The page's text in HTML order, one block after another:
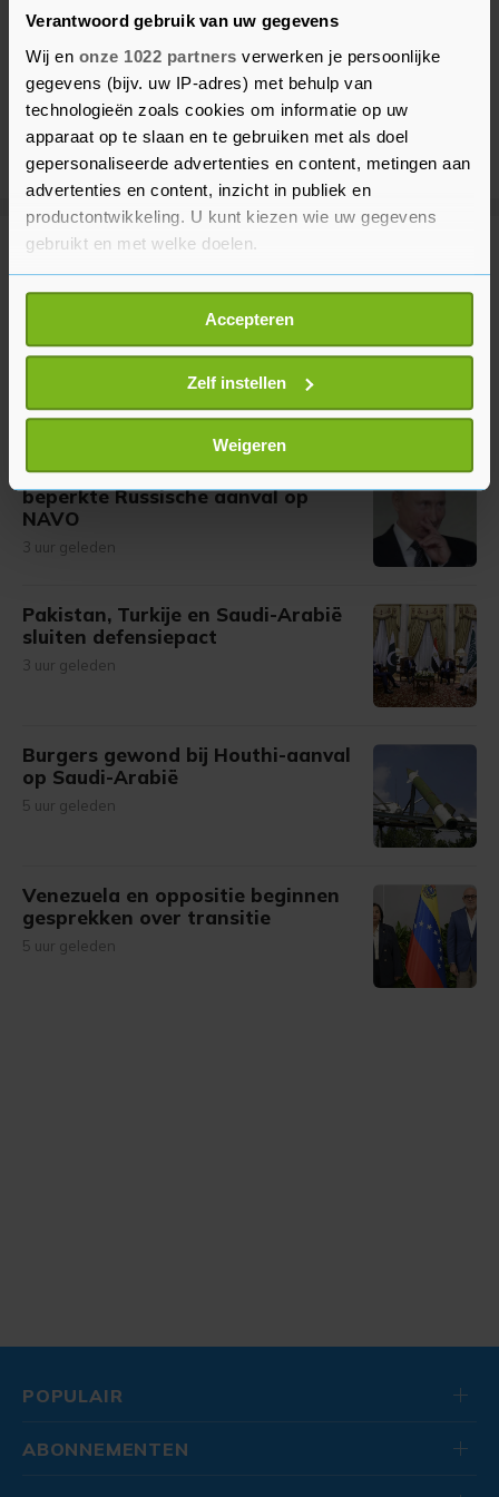
Verantwoord gebruik van uw gegevens
Wij en onze 1022 partners verwerken je persoonlijke
gegevens (bijv. uw IP-adres) met behulp van
technologieën zoals cookies om informatie op uw
apparaat op te slaan en te gebruiken met als doel
gepersonaliseerde advertenties en content, metingen aan
advertenties en content, inzicht in publiek en
productontwikkeling. U kunt kiezen wie uw gegevens
gebruikt en met welke doelen.
Als u het toestaat, willen we ook graag:
Informatie verzamelen over uw geografische
locatie, die tot een paar meter nauwkeurig kan zijn
Uw apparaat identificeren door het actief te
scannen op specifieke eigenschappen (fingerprinting)
Lees meer over hoe uw persoonlijke gegevens worden
verwerkt en stel uw voorkeuren in het
U kunt uw toestemming op elk moment wijzigen of
intrekken in de Cookieverklaring.
Met cookies werkt onze website beter en wordt jouw
onze cookiepagina kun je ons cookiebeleid bekijken en je
gemaakte keuze altijd wijzigen of intrekken.
Accepteren
Zelf instellen
Weigeren
Meer uit Buitenland
Doden en gewonden bij
schietpartij op Thaise school
WSJ: VS houden rekening met
beperkte Russische aanval op
NAVO
3 uur geleden
Pakistan, Turkije en Saudi-Arabië
sluiten defensiepact
3 uur geleden
Burgers gewond bij Houthi-aanval
op Saudi-Arabië
5 uur geleden
Venezuela en oppositie beginnen
gesprekken over transitie
5 uur geleden
POPULAIR
ABONNEMENTEN